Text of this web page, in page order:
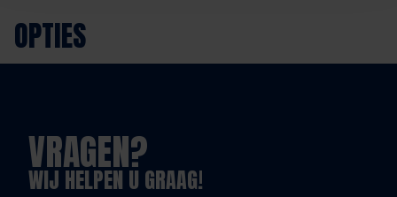
OPTIES
VRAGEN?
WIJ HELPEN U GRAAG!